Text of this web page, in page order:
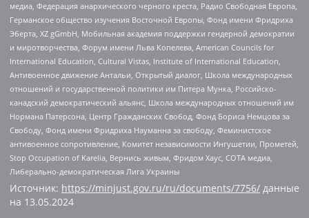
медиа, Федерация анархического черного креста, Радио Свободная Европа,
Германское общество изучения Восточной Европы, Фонд имени Фридриха
Эберта, XZ gGmbH, Мобильная академия поддержки гендерной демократии
и миротворчества, Форум имени Льва Копелева, American Councils for
International Education, Cultural Vistas, Institute of International Education,
Антивоенное движение Антальи, Открытый диалог, Школа международных
отношений и государственной политики им Питера Мунка, Российско-
канадский демократический альянс, Школа международных отношений им
Нормана Патерсона, Центр Гражданских Свобод, Фонд Бориса Немцова за
Свободу, Фонд имени Фридриха Науманна за свободу, Феминистское
антивоенное сопротивление, Комитет независимости Ингушетии, Прометей,
Stop Occupation of Karelia, Вернись живым, Фридом Хаус, СОТА медиа,
Либерально-демократическая Лига Украины
Источник: https://minjust.gov.ru/ru/documents/7756/ данные
на 13.05.2024